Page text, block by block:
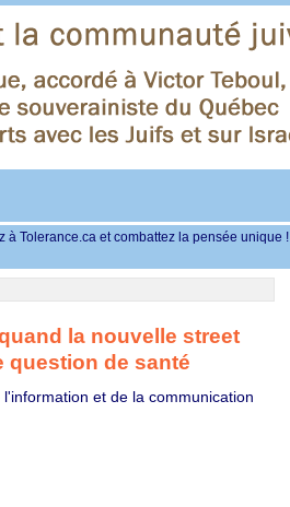
à Tolerance.ca et combattez la pensée unique !
la nouvelle street
question de santé
et de la communication